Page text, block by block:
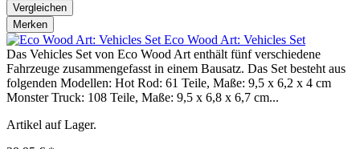
Vergleichen
Merken
Eco Wood Art: Vehicles Set
Das Vehicles Set von Eco Wood Art enthält fünf verschiedene
Fahrzeuge zusammengefasst in einem Bausatz. Das Set besteht aus
folgenden Modellen: Hot Rod: 61 Teile, Maße: 9,5 x 6,2 x 4 cm
Monster Truck: 108 Teile, Maße: 9,5 x 6,8 x 6,7 cm...
Artikel auf Lager.